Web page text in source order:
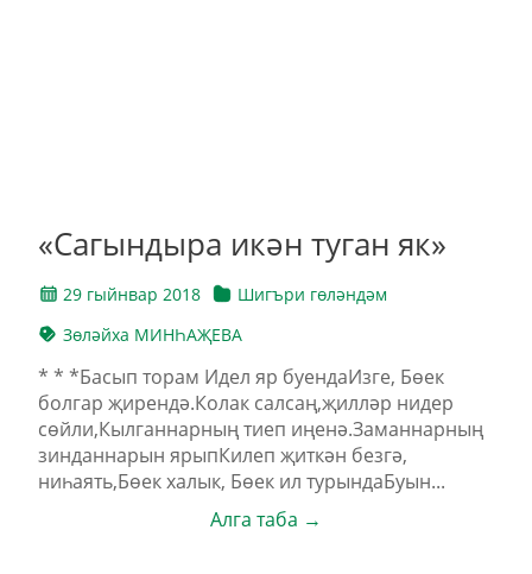
«Сагындыра икән туган як»
29 гыйнвар 2018
Шигъри гөләндәм
Зөләйха МИНҺАҖЕВА
* * *Басып торам Идел яр буендаИзге, Бөек
болгар җирендә.Колак салсаң,җилләр нидер
сөйли,Кылганнарның тиеп иңенә.Заманнарның
зинданнарын ярыпКилеп җиткән безгә,
ниһаять,Бөек халык, Бөек ил турындаБуын...
Алга таба →